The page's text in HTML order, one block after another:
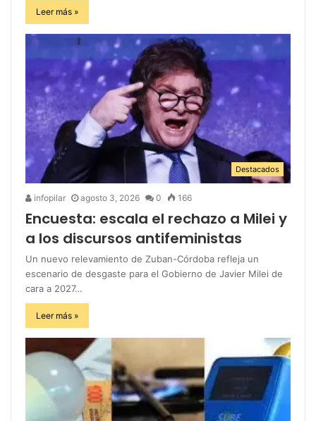
Leer más »
Destacados
infopilar agosto 3, 2026 0 166
Encuesta: escala el rechazo a Milei y
a los discursos antifeministas
Un nuevo relevamiento de Zuban-Córdoba refleja un
escenario de desgaste para el Gobierno de Javier Milei de
cara a 2027…
Leer más »